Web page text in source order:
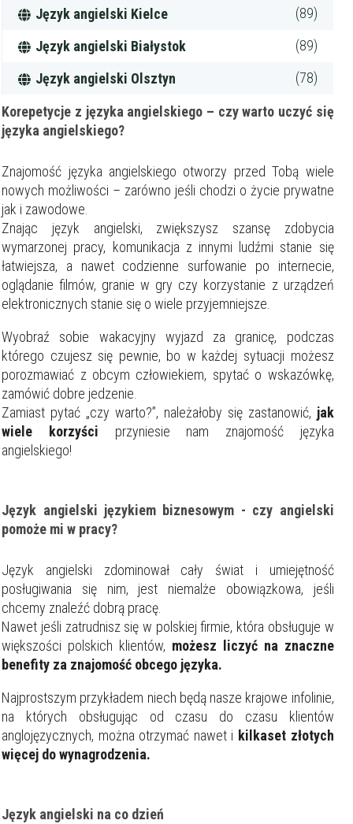
Język angielski Kielce (89)
Język angielski Białystok (89)
Język angielski Olsztyn (78)
Korepetycje z języka angielskiego – czy warto uczyć się
języka angielskiego?
Znajomość języka angielskiego otworzy przed Tobą wiele
nowych możliwości – zarówno jeśli chodzi o życie prywatne
jak i zawodowe.
Znając język angielski, zwiększysz szansę zdobycia
wymarzonej pracy, komunikacja z innymi ludźmi stanie się
łatwiejsza, a nawet codzienne surfowanie po internecie,
oglądanie filmów, granie w gry czy korzystanie z urządzeń
elektronicznych stanie się o wiele przyjemniejsze.
Wyobraź sobie wakacyjny wyjazd za granicę, podczas
którego czujesz się pewnie, bo w każdej sytuacji możesz
porozmawiać z obcym człowiekiem, spytać o wskazówkę,
zamówić dobre jedzenie.
Zamiast pytać „czy warto?”, należałoby się zastanowić, jak
wiele korzyści przyniesie nam znajomość języka
angielskiego!
Język angielski językiem biznesowym - czy angielski
pomoże mi w pracy?
Język angielski zdominował cały świat i umiejętność
posługiwania się nim, jest niemalże obowiązkowa, jeśli
chcemy znaleźć dobrą pracę.
Nawet jeśli zatrudnisz się w polskiej firmie, która obsługuje w
większości polskich klientów, możesz liczyć na znaczne
benefity za znajomość obcego języka.
Najprostszym przykładem niech będą nasze krajowe infolinie,
na których obsługując od czasu do czasu klientów
anglojęzycznych, można otrzymać nawet i kilkaset złotych
więcej do wynagrodzenia.
Język angielski na co dzień